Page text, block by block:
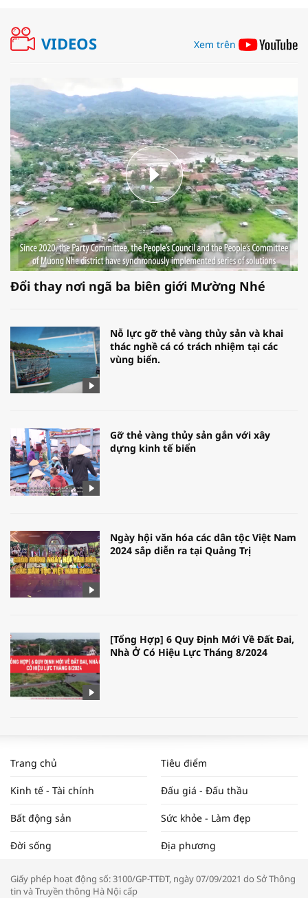
VIDEOS Xem trên
Đổi thay nơi ngã ba biên giới Mường Nhé
Nỗ lực gỡ thẻ vàng thủy sản và khai
thác nghề cá có trách nhiệm tại các
vùng biển.
Gỡ thẻ vàng thủy sản gắn với xây
dựng kinh tế biển
Ngày hội văn hóa các dân tộc Việt Nam
2024 sắp diễn ra tại Quảng Trị
[Tổng Hợp] 6 Quy Định Mới Về Đất Đai,
Nhà Ở Có Hiệu Lực Tháng 8/2024
NAM NĂM 2024 VÀ NĂM 2025 | NHỊP
ĐẬP THỊ TRƯỜNG #62
Tọa đàm “Xúc tiến thương mại: Khơi
Trang chủ Tiêu điểm
Kinh tế - Tài chính Đấu giá - Đấu thầu
Bất động sản Sức khỏe - Làm đẹp
Đời sống Địa phương
Giấy phép hoạt động số: 3100/GP-TTĐT, ngày 07/09/2021 do Sở Thông
tin và Truyền thông Hà Nội cấp